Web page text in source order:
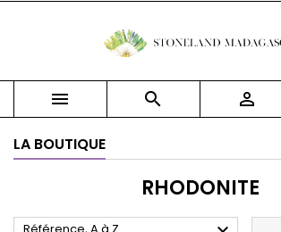
  
LA BOUTIQUE
RHODONITE